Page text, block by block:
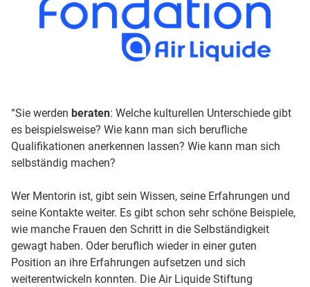
“Sie werden beraten: Welche kulturellen Unterschiede gibt
es beispielsweise? Wie kann man sich berufliche
Qualifikationen anerkennen lassen? Wie kann man sich
selbständig machen?
Wer Mentorin ist, gibt sein Wissen, seine Erfahrungen und
seine Kontakte weiter. Es gibt schon sehr schöne Beispiele,
wie manche Frauen den Schritt in die Selbständigkeit
gewagt haben. Oder beruflich wieder in einer guten
Position an ihre Erfahrungen aufsetzen und sich
weiterentwickeln konnten. Die Air Liquide Stiftung